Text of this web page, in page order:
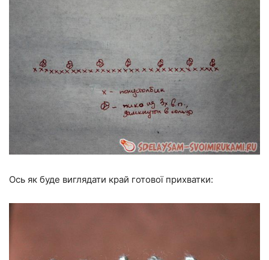
Ось як буде виглядати край готової прихватки: